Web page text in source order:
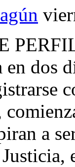
en dos
a